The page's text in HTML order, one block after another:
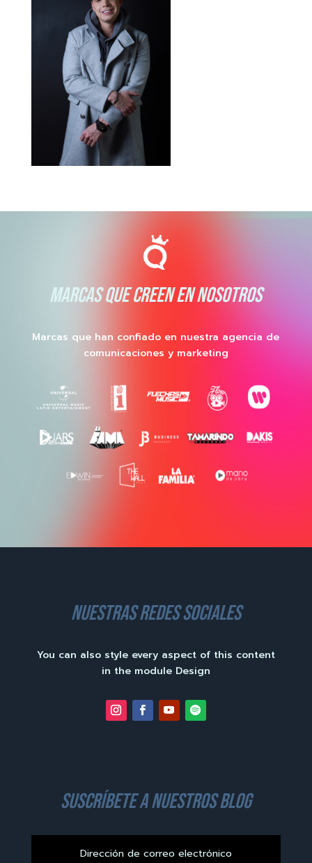
MARCAS QUE CREEN EN NOSOTROS
Marcas que han confiado en nuestra agencia de
comunicaciones y marketing
nuestras redes sociales
You can also style every aspect of this content
in the module Design
suscríbete a nuestros blog